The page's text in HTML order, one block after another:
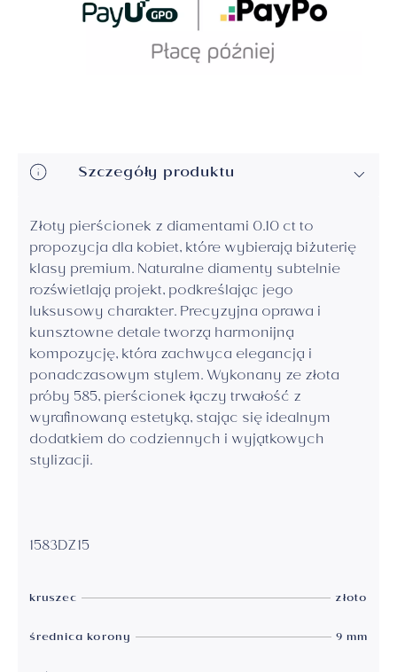
Szczegóły produktu
Złoty pierścionek z diamentami 0.10 ct to
propozycja dla kobiet, które wybierają biżuterię
klasy premium. Naturalne diamenty subtelnie
rozświetlają projekt, podkreślając jego
luksusowy charakter. Precyzyjna oprawa i
kunsztowne detale tworzą harmonijną
kompozycję, która zachwyca elegancją i
ponadczasowym stylem. Wykonany ze złota
próby 585, pierścionek łączy trwałość z
wyrafinowaną estetyką, stając się idealnym
dodatkiem do codziennych i wyjątkowych
stylizacji.
1583DZ15
kruszec
złoto
średnica korony
9 mm